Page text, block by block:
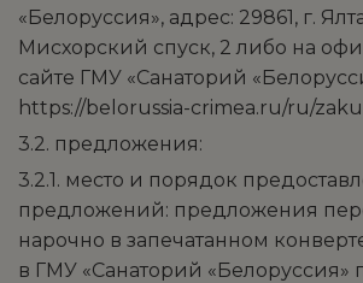
«Белоруссия», адрес: 29861, г.
Мисхорский спуск, 2 либо на
сайте ГМУ «Санаторий
https://belorussia-crimea.ru/ru/
3.2. предложения:
3.2.1. место и порядок
предложений: предложения
нарочно в запечатанном
в ГМУ «Санаторий «Белоруссия»